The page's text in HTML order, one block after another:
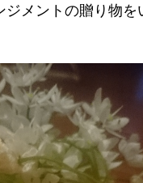
メントの贈り物を